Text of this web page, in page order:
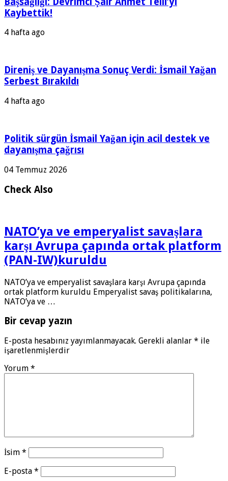
Kaybettik!
4 hafta ago
Direniş ve Dayanışma Sonuç Verdi: İsmail Yağan
Serbest Bırakıldı
4 hafta ago
Politik sürgün İsmail Yağan için acil destek ve
dayanışma çağrısı
04 Temmuz 2026
Check Also
NATO’ya ve emperyalist savaşlara
karşı Avrupa çapında ortak platform
(PAN-IW)kuruldu
NATO’ya ve emperyalist savaşlara karşı Avrupa çapında
ortak platform kuruldu Emperyalist savaş politikalarına,
NATO’ya ve …
Bir cevap yazın
E-posta hesabınız yayımlanmayacak. Gerekli alanlar * ile
işaretlenmişlerdir
Yorum *
İsim *
E-posta *